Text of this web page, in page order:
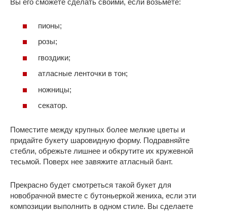
Вы его сможете сделать своими, если возьмёте:
пионы;
розы;
гвоздики;
атласные ленточки в тон;
ножницы;
секатор.
Поместите между крупных более мелкие цветы и
придайте букету шаровидную форму. Подравняйте
стебли, обрежьте лишнее и обкрутите их кружевной
тесьмой. Поверх нее завяжите атласный бант.
Прекрасно будет смотреться такой букет для
новобрачной вместе с бутоньеркой жениха, если эти
композиции выполнить в одном стиле. Вы сделаете